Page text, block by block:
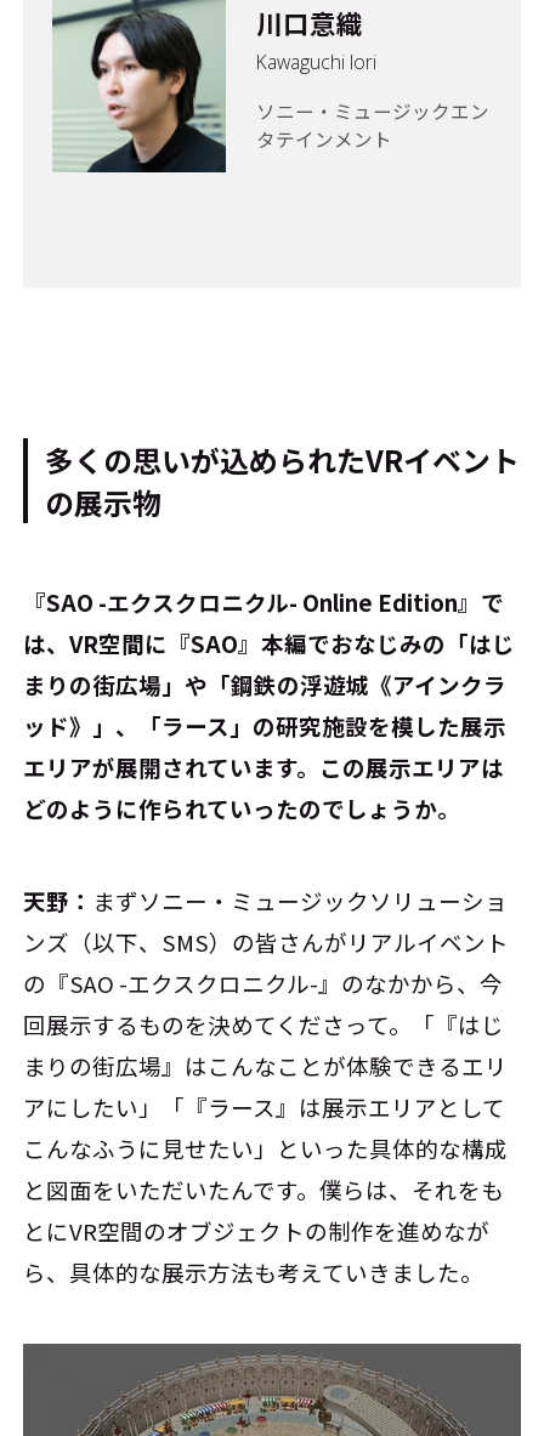
川口意織
Kawaguchi Iori
ソニー・ミュージックエン
タテインメント
多くの思いが込められたVRイベント
の展示物
――『SAO -エクスクロニクル- Online Edition』で
は、VR空間に『SAO』本編でおなじみの「はじ
まりの街広場」や「鋼鉄の浮遊城《アインクラ
ッド》」、「ラース」の研究施設を模した展示
エリアが展開されています。この展示エリアは
どのように作られていったのでしょうか。
天野： まずソニー・ミュージックソリューショ
ンズ（以下、SMS）の皆さんがリアルイベント
の『SAO -エクスクロニクル-』のなかから、今
回展示するものを決めてくださって。「『はじ
まりの街広場』はこんなことが体験できるエリ
アにしたい」「『ラース』は展示エリアとして
こんなふうに見せたい」といった具体的な構成
と図面をいただいたんです。僕らは、それをも
とにVR空間のオブジェクトの制作を進めなが
ら、具体的な展示方法も考えていきました。